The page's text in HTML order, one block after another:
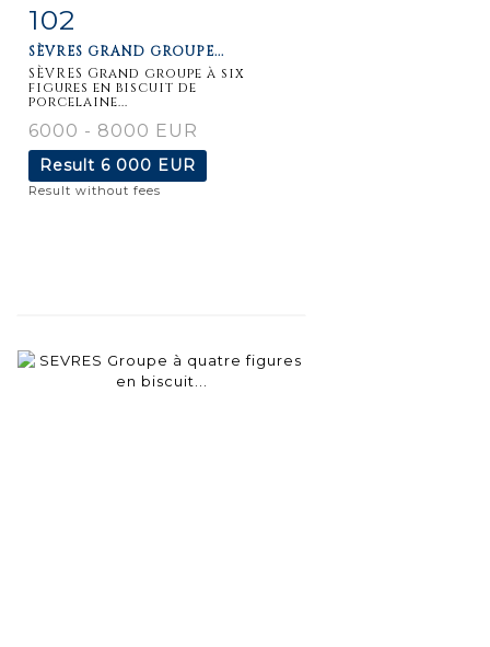
Item detail
102
SÈVRES GRAND GROUPE...
SÈVRES Grand groupe à six
figures en biscuit de
porcelaine...
6000 - 8000 EUR
Result 6 000 EUR
Result without fees